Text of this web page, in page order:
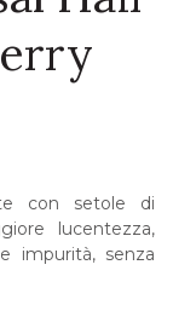
con setole di
lucentezza,
impurità, senza